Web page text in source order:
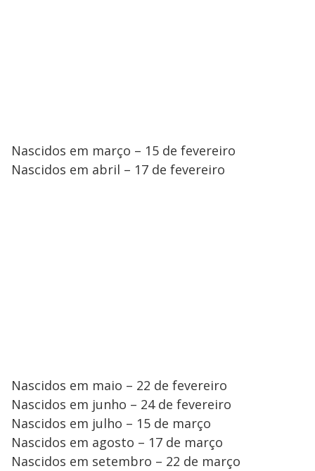
Nascidos em março – 15 de fevereiro
Nascidos em abril – 17 de fevereiro
Nascidos em maio – 22 de fevereiro
Nascidos em junho – 24 de fevereiro
Nascidos em julho – 15 de março
Nascidos em agosto – 17 de março
Nascidos em setembro – 22 de março